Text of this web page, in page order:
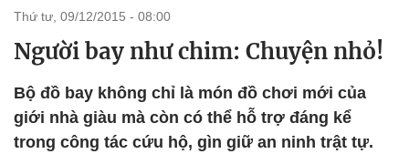
thứ tư, 09/12/2015 - 08:00
Người bay như chim: Chuyện nhỏ!
Bộ đồ bay không chỉ là món đồ chơi mới của
giới nhà giàu mà còn có thể hỗ trợ đáng kể
trong công tác cứu hộ, gìn giữ an ninh trật tự.